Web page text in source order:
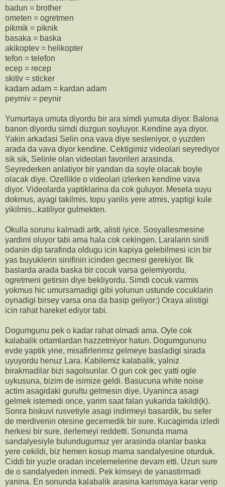
badun = brother
ometen = ogretmen
pikmik = piknik
basaka = baska
akikoptev = helikopter
tefon = telefon
ecep = recep
skitiv = sticker
kadam adam = kardan adam
peymiv = peynir
Yumurtaya umuta diyordu bir ara simdi yumuta diyor. Balona
banon diyordu simdi duzgun soyluyor. Kendine aya diyor.
Yakin arkadasi Selin ona vava diye sesleniyor, o yuzden
arada da vava diyor kendine. Cektigimiz videolari seyrediyor
sik sik, Selinle olan videolari favorileri arasinda.
Seyrederken anlatiyor bir yandan da soyle olacak boyle
olacak diye. Ozellikle o videolari izlerken kendine vava
diyor. Videolarda yaptiklarina da cok guluyor. Mesela suyu
dokmus, ayagi takilmis, topu yanlis yere atmis, yaptigi kule
yikilmis...katiliyor gulmekten.
Okulla sorunu kalmadi artk, alisti iyice. Sosyallesmesine
yardimi oluyor tabi ama hala cok cekingen. Laralarin sinifi
odanin dip tarafinda oldugu icin kapiya gelebilmesi icin bir
yas buyuklerin sinifinin icinden gecmesi gerekiyor. Ilk
baslarda arada baska bir cocuk varsa gelemiyordu,
ogretmeni getirsin diye bekliyordu. Simdi cocuk varmis
yokmus hic umursamadigi gibi yolunun ustunde cocuklarin
oynadigi birsey varsa ona da basip geliyor:) Oraya alistigi
icin rahat hareket ediyor tabi.
Dogumgunu pek o kadar rahat olmadi ama. Oyle cok
kalabalik ortamlardan hazzetmiyor hatun. Dogumgununu
evde yaptik yine, misafirlerimiz gelmeye basladigi sirada
uyuyordu henuz Lara. Kabilemiz kalabalik, yalniz
birakmadilar bizi sagolsunlar. O gun cok gec yatti ogle
uykusuna, bizim de isimize geldi. Basucuna white noise
actim asagidaki gurultu gelmesin diye. Uyaninca asagi
gelmek istemedi once, yarim saat falan yukarida takildi(k).
Sonra biskuvi rusvetiyle asagi indirmeyi basardik, bu sefer
de merdivenin otesine gecemedik bir sure. Kucagimda izledi
herkesi bir sure, ilerlemeyi reddetti. Sonunda mama
sandalyesiyle bulundugumuz yer arasinda olanlar baska
yere cekildi, biz hemen kosup mama sandalyesine oturduk.
Ciddi bir yuzle oradan incelemelerine devam etti. Uzun sure
de o sandalyeden inmedi. Pek kimseyi de yanastirmadi
yanina. En sonunda kalabalik arasina karismaya karar verip